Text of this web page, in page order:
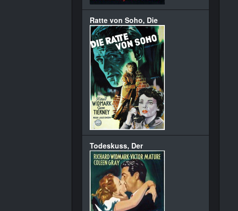
Ratte von Soho, Die
Todeskuss, Der